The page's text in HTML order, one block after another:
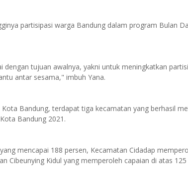
partisipasi warga Bandung dalam program Bulan
dengan tujuan awalnya, yakni untuk meningkatkan
antar sesama," imbuh Yana.
Bandung, terdapat tiga kecamatan yang berhasil
Bandung 2021.
mencapai 188 persen, Kecamatan Cidadap
Cibeunying Kidul yang memperoleh capaian di atas